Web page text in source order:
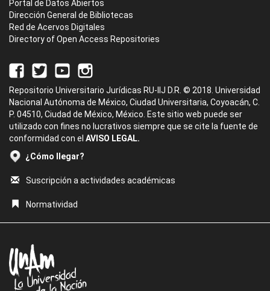
Portal de Datos Abiertos
Dirección General de Bibliotecas
Red de Acervos Digitales
Directory of Open Access Repositories
Repositorio Universitario Jurídicas RU-IIJ D.R. © 2018. Universidad
Nacional Autónoma de México, Ciudad Universitaria, Coyoacán, C.
P. 04510, Ciudad de México, México. Este sitio web puede ser
utilizado con fines no lucrativos siempre que se cite la fuente de
conformidad con el AVISO LEGAL.
¿Cómo llegar?
Suscripción a actividades académicas
Normatividad